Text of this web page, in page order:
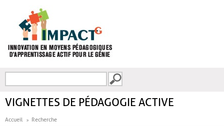
FORMULAIRE DE
VIGNETTES DE PÉDAGOGIE ACTIVE
Accueil Recherche